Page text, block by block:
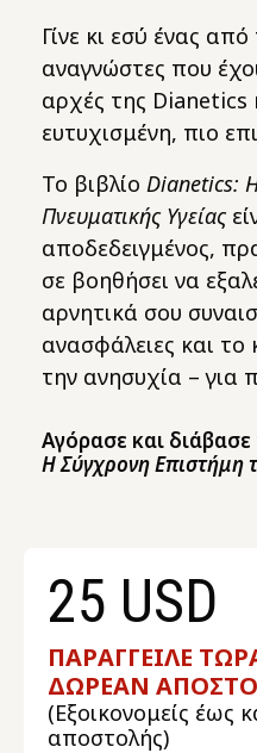
Γίνε κι εσύ ένας
αναγνώστες που
αρχές της Dianetics
ευτυχισμένη, πιο
Το βιβλίο Dianetics:
Πνευματικής Υγείας
αποδεδειγμένος,
σε βοηθήσει να
αρνητικά σου
ανασφάλειες και το
την ανησυχία – για
Αγόρασε και διάβασε
Η Σύγχρονη Επιστήμη
25 USD
ΠΑΡΑΓΓΕΙΛΕ
ΔΩΡΕΑΝ
(Εξοικονομείς έως
αποστολής)